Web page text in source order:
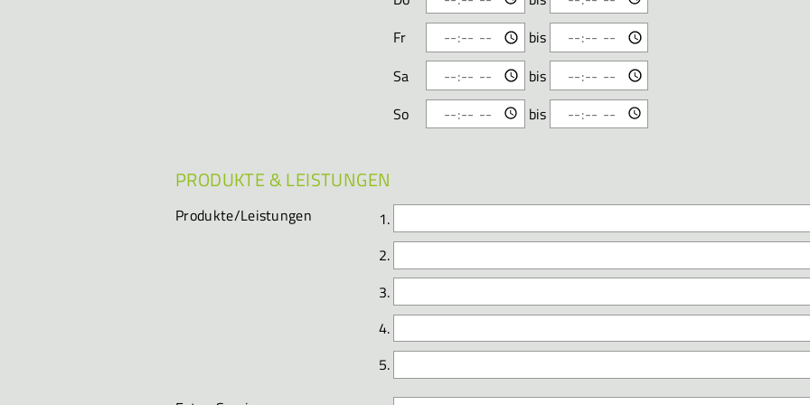
Fr
bis
Sa
bis
So
bis
PRODUKTE & LEISTUNGEN
Produkte/Leistungen